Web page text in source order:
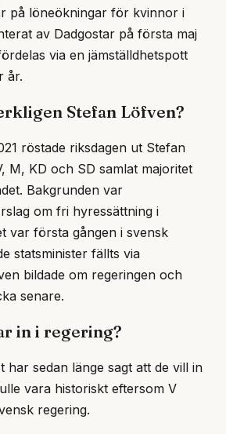
på löneökningar för kvinnor i
av Dadgostar på första maj
via en jämställdhetspott
år.
Stefan Löfven?
röstade riksdagen ut Stefan
M, KD och SD samlat majoritet
Bakgrunden var
om fri hyressättning i
var första gången i svensk
statsminister fällts via
bildade om regeringen och
senare.
in i regering?
har sedan länge sagt att de vill in
vara historiskt eftersom V
regering.